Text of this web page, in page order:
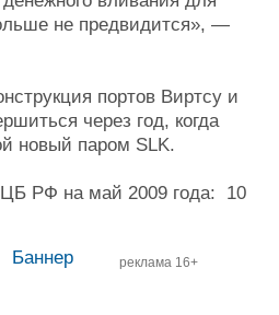
Форум
Отзывы
не предвидится», —
портов Виртсу и
через год, когда
новый паром SLK.
РФ на май 2009 года: 10
реклама 16+